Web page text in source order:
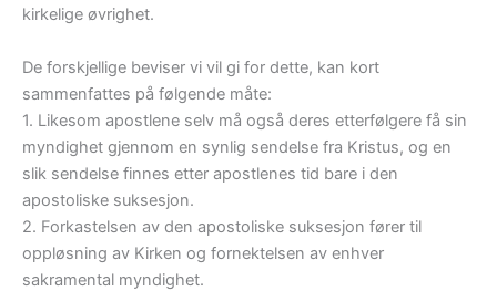
kirkelige øvrighet.
De forskjellige beviser vi vil gi for dette, kan kort
sammenfattes på følgende måte:
1. Likesom apostlene selv må også deres etterfølgere få sin
myndighet gjennom en synlig sendelse fra Kristus, og en
slik sendelse finnes etter apostlenes tid bare i den
apostoliske suksesjon.
2. Forkastelsen av den apostoliske suksesjon fører til
oppløsning av Kirken og fornektelsen av enhver
sakramental myndighet.